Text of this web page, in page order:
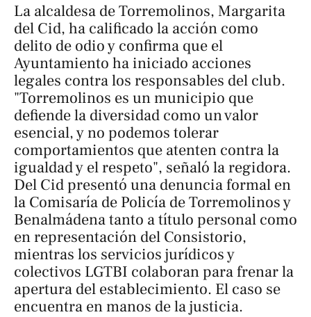
La alcaldesa de Torremolinos, Margarita
del Cid, ha calificado la acción como
delito de odio y confirma que el
Ayuntamiento ha iniciado acciones
legales contra los responsables del club.
"Torremolinos es un municipio que
defiende la diversidad como un valor
esencial, y no podemos tolerar
comportamientos que atenten contra la
igualdad y el respeto", señaló la regidora.
Del Cid presentó una denuncia formal en
la Comisaría de Policía de Torremolinos y
Benalmádena tanto a título personal como
en representación del Consistorio,
mientras los servicios jurídicos y
colectivos LGTBI colaboran para frenar la
apertura del establecimiento. El caso se
encuentra en manos de la justicia.